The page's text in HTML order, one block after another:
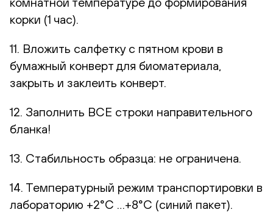
корки (1 час).
11. Вложить салфетку с пятном крови в
бумажный конверт для биоматериала,
закрыть и заклеить конверт.
12. Заполнить ВСЕ строки направительного
бланка!
13. Стабильность образца: не ограничена.
14. Температурный режим транспортировки в
лабораторию +2°С …+8°С (синий пакет).